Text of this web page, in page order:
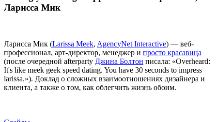
Ларисса Мик
Ларисса Мик (Larissa Meek, AgencyNet Interactive) — веб-
профессионал, арт-директор, менеджер и просто красавица
(после очередной afterparty Джина Болтон писала: «Overheard:
It's like meek geek speed dating. You have 30 seconds to impress
larissa.»). Доклад о сложных взаимоотношениях дизайнера и
клиента, а также о том, как облегчить жизнь обоим.